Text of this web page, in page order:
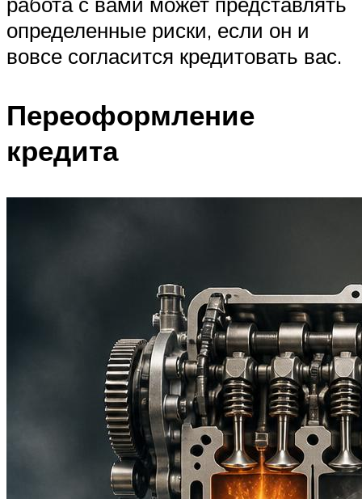
определенные риски, если он и
вовсе согласится кредитовать вас.
Переоформление
кредита